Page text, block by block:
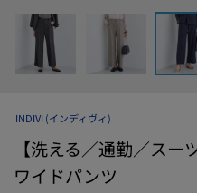
INDIVI (インディヴィ)
【洗える／通勤／ス
ワイドパンツ